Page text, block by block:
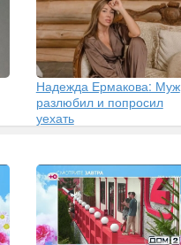
Надежда Ермакова: Муж
разлюбил и попросил
уехать